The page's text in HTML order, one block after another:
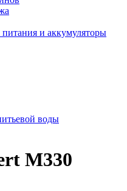
и аккумуляторы
воды
M330